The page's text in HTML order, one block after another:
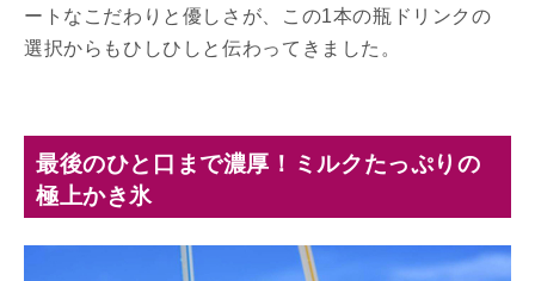
ートなこだわりと優しさが、この1本の瓶ドリンクの
選択からもひしひしと伝わってきました。
最後のひと口まで濃厚！ミルクたっぷりの
極上かき氷